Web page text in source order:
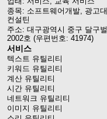
종목: 소프트웨어개발, 광고
컨설틴
주소: 대구광역시 중구 달구
2002호 (우편번호: 41974)
서비스
텍스트 유틸리티
키워드 유틸리티
계산 유틸리티
시간 유틸리티
네트워크 유틸리티
이미지 유틸리티